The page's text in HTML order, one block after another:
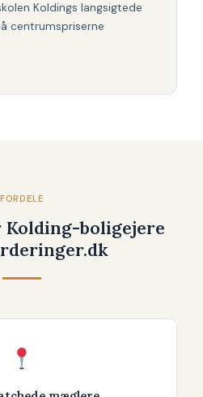
Koldings langsigtede
centrumspriserne
FORDELE
boligejere